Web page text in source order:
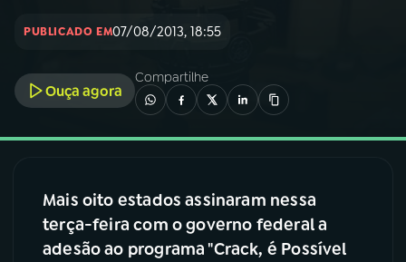
04PROGRAMAS
PUBLICADO EM07/08/2013, 18:55
Ouça agora
Compartilhe
Mais oito estados assinaram nessa
terça-feira com o governo federal a
adesão ao programa "Crack, é Possível